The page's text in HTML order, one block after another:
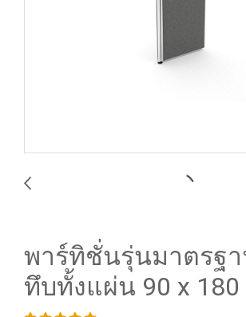
พาร์ทิชั่นรุ่นมาตรฐ
ทึบทั้งแผ่น 90 x 180